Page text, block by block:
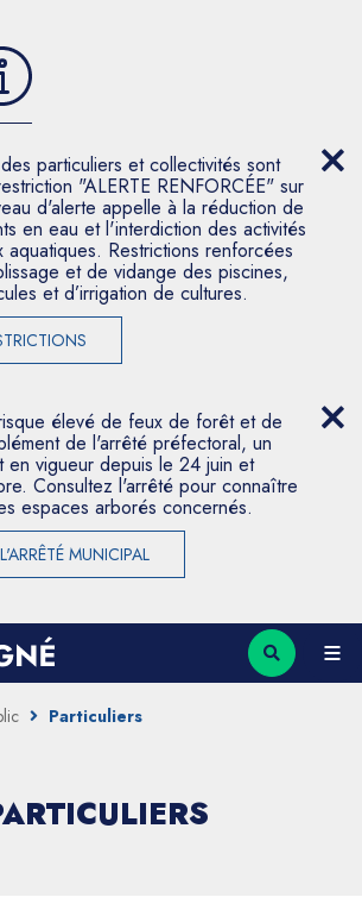
particuliers et collectivités sont
"ALERTE RENFORCÉE" sur
d'alerte appelle à la réduction de
en eau et l'interdiction des activités
aquatiques. Restrictions renforcées
et de vidange des piscines,
et d’irrigation de cultures.
élevé de feux de forêt et de
de l'arrêté préfectoral, un
en vigueur depuis le 24 juin et
Consultez l'arrêté pour connaître
espaces arborés concernés.
MUNICIPAL
Particuliers